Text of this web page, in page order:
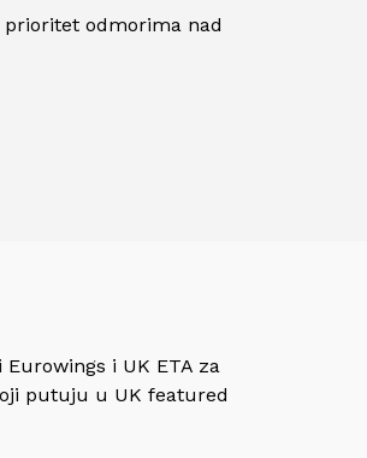
odmorima nad